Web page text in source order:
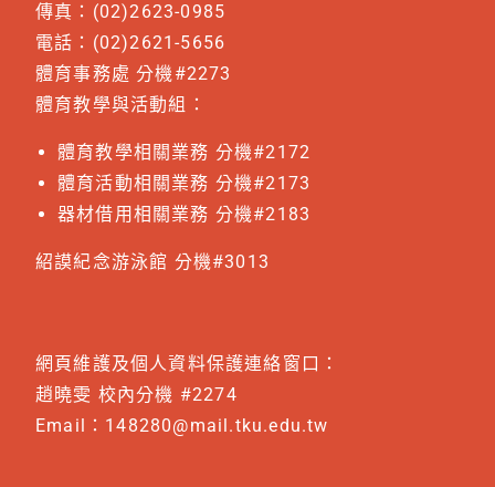
傳真：(02)2623-0985
電話：(02)2621-5656
體育事務處 分機#2273
體育教學與活動組：
體育教學相關業務 分機#2172
體育活動相關業務 分機#2173
器材借用相關業務 分機#2183
紹謨紀念游泳館 分機#3013
網頁維護及個人資料保護連絡窗口：
趙曉雯 校內分機 #2274
Email： 148280@mail.tku.edu.tw